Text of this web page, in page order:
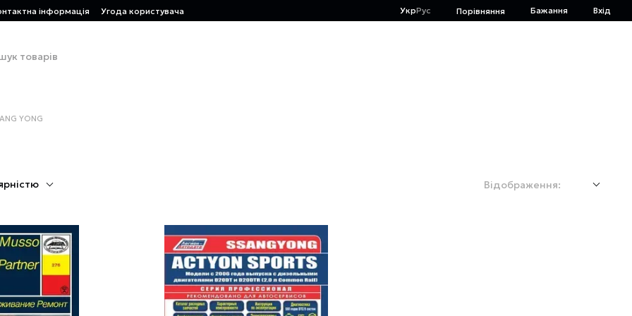
інформація Угода користувача УкрРус Порівняння Бажання Вхід
YONG
Відображення: